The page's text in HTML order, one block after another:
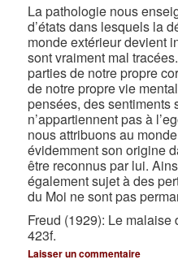
La pathologie nous
d’états dans lesquels la
monde extérieur devient
sont vraiment mal
parties de notre propre
de notre propre vie
pensées, des sentiments
n’appartiennent pas à
nous attribuons au
évidemment son origine
être reconnus par lui.
également sujet à des
du Moi ne sont pas
Freud (1929): Le malaise
423f.
Laisser un commentaire